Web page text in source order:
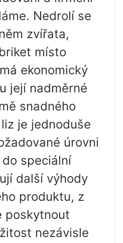
Nedrolí se
zvířata,
místo
ekonomický
její nadměrné
snadného
je jednoduše
úrovni
speciální
další výhody
produktu, z
poskytnout
nezávisle